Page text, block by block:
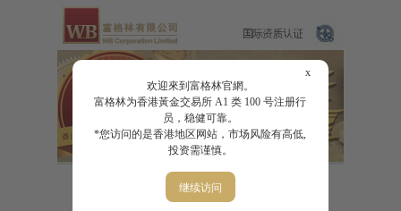
x
欢迎來到富格林官網。
富格林为香港黃金交易所 A1 类 100 号注册行
员，稳健可靠。
*您访问的是香港地区网站，市场风险有高低,
投资需谨慎。
继续访问